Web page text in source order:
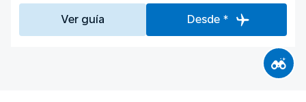
Ver guía Desde *